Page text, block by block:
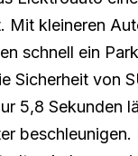
Mit kleineren
schnell ein
Sicherheit von
5,8 Sekunden